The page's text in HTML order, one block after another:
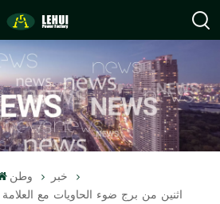
وطن
خبر
اثنين من برج ضوء الحاويات مع العلامة